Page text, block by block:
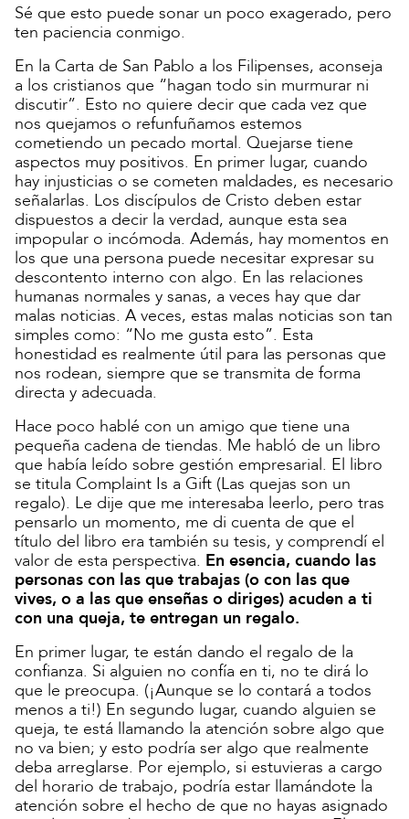
Sé que esto puede sonar un poco exagerado, pero
ten paciencia conmigo.
En la Carta de San Pablo a los Filipenses, aconseja
a los cristianos que “hagan todo sin murmurar ni
discutir”. Esto no quiere decir que cada vez que
nos quejamos o refunfuñamos estemos
cometiendo un pecado mortal. Quejarse tiene
aspectos muy positivos. En primer lugar, cuando
hay injusticias o se cometen maldades, es necesario
señalarlas. Los discípulos de Cristo deben estar
dispuestos a decir la verdad, aunque esta sea
impopular o incómoda. Además, hay momentos en
los que una persona puede necesitar expresar su
descontento interno con algo. En las relaciones
humanas normales y sanas, a veces hay que dar
malas noticias. A veces, estas malas noticias son tan
simples como: “No me gusta esto”. Esta
honestidad es realmente útil para las personas que
nos rodean, siempre que se transmita de forma
directa y adecuada.
Hace poco hablé con un amigo que tiene una
pequeña cadena de tiendas. Me habló de un libro
que había leído sobre gestión empresarial. El libro
se titula Complaint Is a Gift (Las quejas son un
regalo). Le dije que me interesaba leerlo, pero tras
pensarlo un momento, me di cuenta de que el
título del libro era también su tesis, y comprendí el
valor de esta perspectiva. En esencia, cuando las
personas con las que trabajas (o con las que
vives, o a las que enseñas o diriges) acuden a ti
con una queja, te entregan un regalo.
En primer lugar, te están dando el regalo de la
confianza. Si alguien no confía en ti, no te dirá lo
que le preocupa. (¡Aunque se lo contará a todos
menos a ti!) En segundo lugar, cuando alguien se
queja, te está llamando la atención sobre algo que
no va bien; y esto podría ser algo que realmente
deba arreglarse. Por ejemplo, si estuvieras a cargo
del horario de trabajo, podría estar llamándote la
atención sobre el hecho de que no hayas asignado